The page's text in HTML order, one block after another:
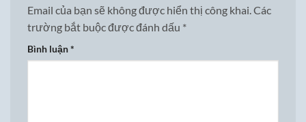
Email của bạn sẽ không được hiển thị công khai. Các
trường bắt buộc được đánh dấu *
Bình luận*